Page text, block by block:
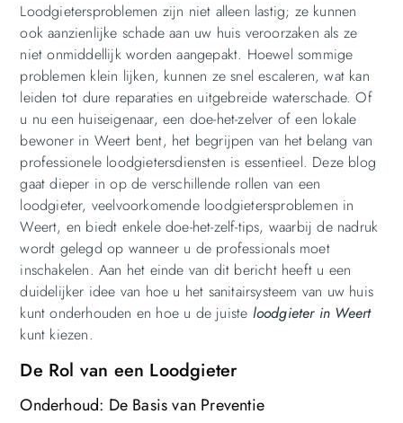
Loodgietersproblemen zijn niet alleen lastig; ze kunnen
ook aanzienlijke schade aan uw huis veroorzaken als ze
niet onmiddellijk worden aangepakt. Hoewel sommige
problemen klein lijken, kunnen ze snel escaleren, wat kan
leiden tot dure reparaties en uitgebreide waterschade. Of
u nu een huiseigenaar, een doe-het-zelver of een lokale
bewoner in Weert bent, het begrijpen van het belang van
professionele loodgietersdiensten is essentieel. Deze blog
gaat dieper in op de verschillende rollen van een
loodgieter, veelvoorkomende loodgietersproblemen in
Weert, en biedt enkele doe-het-zelf-tips, waarbij de nadruk
wordt gelegd op wanneer u de professionals moet
inschakelen. Aan het einde van dit bericht heeft u een
duidelijker idee van hoe u het sanitairsysteem van uw huis
kunt onderhouden en hoe u de juiste loodgieter in Weert
kunt kiezen.
De Rol van een Loodgieter
Onderhoud: De Basis van Preventie